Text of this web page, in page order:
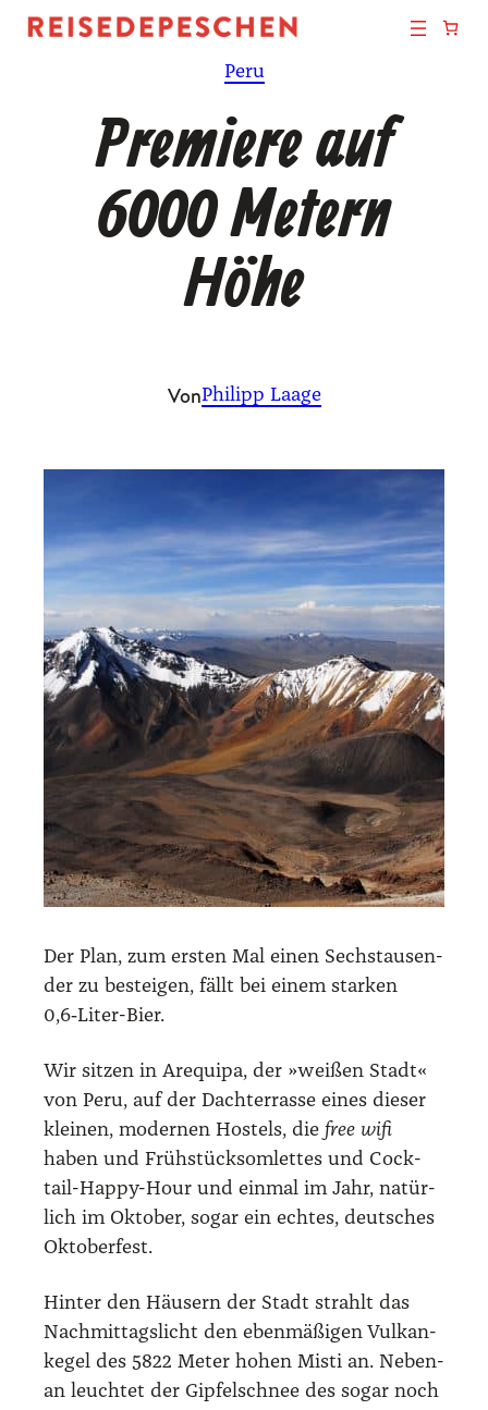
Zum
Peru
Premiere auf
6000 Metern
Höhe
VonPhilipp Laage
Der Plan, zum ers­ten Mal einen Sechs­tau­sen­
der zu bestei­gen, fällt bei einem star­ken
0,6‑Liter-Bier.
Wir sit­zen in Are­qui­pa, der »wei­ßen Stadt«
von Peru, auf der Dach­ter­ras­se eines die­ser
klei­nen, moder­nen Hos­tels, die free wifi
haben und Früh­stück­som­let­tes und Cock­
tail-Hap­py-Hour und ein­mal im Jahr, natür­
lich im Okto­ber, sogar ein ech­tes, deut­sches
Okto­ber­fest.
Hin­ter den Häu­sern der Stadt strahlt das
Nach­mit­tags­licht den eben­mä­ßi­gen Vul­kan­
ke­gel des 5822 Meter hohen Mis­ti an. Neben­
an leuch­tet der Gip­fel­schnee des sogar noch